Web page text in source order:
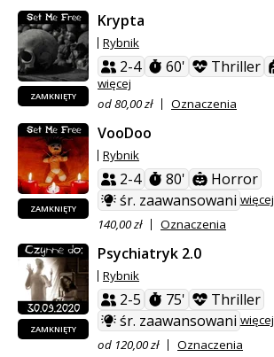
ZAMKNIĘTY
Krypta
Rybnik
2-4 60' Thriller
więcej
od 80,00 zł
Oznaczenia
ZAMKNIĘTY
VooDoo
Rybnik
2-4 80'
Horror
śr. zaawansowani więcej
140,00 zł
Oznaczenia
ZAMKNIĘTY
Psychiatryk 2.0
Rybnik
2-5 75'
Thriller
śr. zaawansowani więcej
od 120,00 zł
Oznaczenia